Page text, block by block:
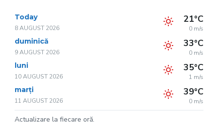
Today
8 AUGUST 2026
21°C
0 m/s
duminică
9 AUGUST 2026
33°C
0 m/s
luni
10 AUGUST 2026
35°C
1 m/s
marți
11 AUGUST 2026
39°C
0 m/s
Actualizare la fiecare oră.